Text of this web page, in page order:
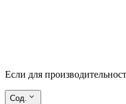
Если для
Сод.